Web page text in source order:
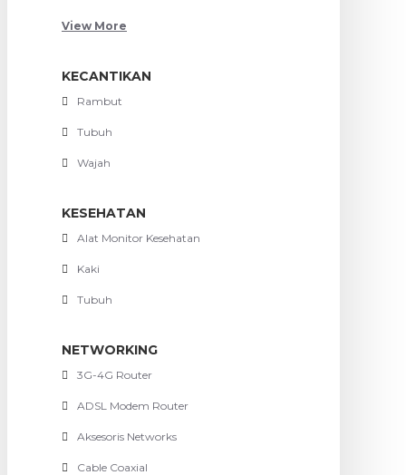
View More
KECANTIKAN
Rambut
Tubuh
Wajah
KESEHATAN
Alat Monitor Kesehatan
Kaki
Tubuh
NETWORKING
3G-4G Router
ADSL Modem Router
Aksesoris Networks
Cable Coaxial